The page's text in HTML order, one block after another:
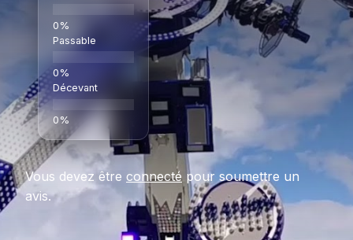
Passable
Décevant
Vous devez être connecté pour soumettre un
avis.